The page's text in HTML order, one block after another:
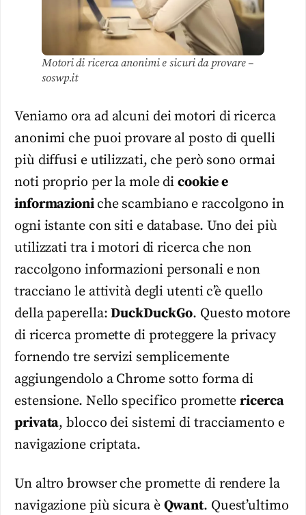
Motori di ricerca anonimi e sicuri da provare –
soswp.it
Veniamo ora ad alcuni dei motori di ricerca
anonimi che puoi provare al posto di quelli
più diffusi e utilizzati, che però sono ormai
noti proprio per la mole dicookie e
informazioniche scambiano e raccolgono in
ogni istante con siti e database. Uno dei più
utilizzati tra i motori di ricerca che non
raccolgono informazioni personali e non
tracciano le attività degli utenti c’è quello
della paperella:DuckDuckGo. Questo motore
di ricerca promette di proteggere la privacy
fornendo tre servizi semplicemente
aggiungendolo a Chrome sotto forma di
estensione. Nello specifico promettericerca
privata, blocco dei sistemi di tracciamento e
navigazione criptata.
Un altro browser che promette di rendere la
navigazione più sicura è Qwant. Quest’ultimo